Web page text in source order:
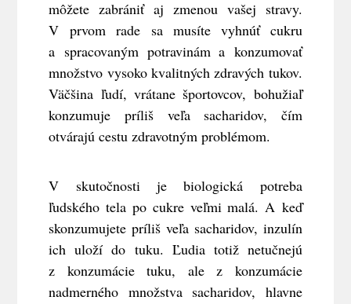
môžete zabrániť aj zmenou vašej stravy.
V prvom rade sa musíte vyhnúť cukru
a spracovaným potravinám a konzumovať
množstvo vysoko kvalitných zdravých tukov.
Väčšina ľudí, vrátane športovcov, bohužiaľ
konzumuje príliš veľa sacharidov, čím
otvárajú cestu zdravotným problémom.
V skutočnosti jebiologická potreba
ľudského tela po cukre veľmi malá. A keď
skonzumujete príliš veľa sacharidov, inzulín
ich uloží do tuku. Ľudia totiž netučnejú
z konzumácie tuku, ale z konzumácie
nadmerného množstva sacharidov, hlavne